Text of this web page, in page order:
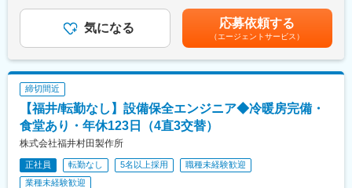
一緒になって選んだおクルマがお客様の生活の一部になります。
好きなデザイン、便利な機能性、あなたの対応、長い時間をかけ
て一緒に選んだクルマだからこそ感謝されることが多いです。
◎充実したプライベート
営業の面白さは頑張った分だけ成果として反映されることです。
仕事を取り組んだ分だけ、休みを快適に自由に過ごすことが出来
るので、生活がもっと豊かになります。平日(月火)の休みは空いて
いる場所が多く楽しいことがいっぱいです♪
変更の範囲：会社の定める業務
■業務詳細：
・バッテリー、ワイパーゴムなど交換が必要な場合は見積もりを
・車検、点検、オイル交換、タイヤ交換など
■入社後の流れ
まずは車の構造や各種制御を主体に、基本的な内容を座学と実習
で学びます。段々と、故障診断の基本となる点検方法や、故障診
的なやり方も身に付けます。将来的には、整備のエキスパート
や、工場トップとしてのマネジメントなど、多くのキャリアパス
月給(月額)は固定手当を含めた表記です。
気になる 応募依頼する
（エージェントサービス）
締切間近
【福井/転勤なし】設備保全エンジニア◆冷暖房完備・
食堂あり・年休123日（4直3交替）
株式会社福井村田製作所
正社員 転勤なし 5名以上採用
職種未経験歓迎
業種未経験歓迎